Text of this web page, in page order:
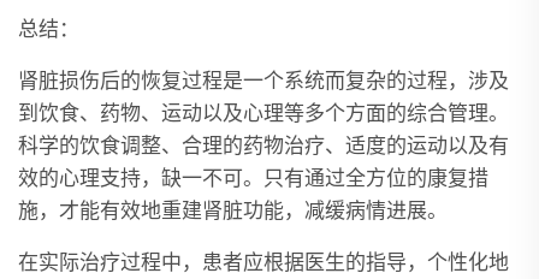
总结：
肾脏损伤后的恢复过程是一个系统而复杂的过程，涉及
到饮食、药物、运动以及心理等多个方面的综合管理。
科学的饮食调整、合理的药物治疗、适度的运动以及有
效的心理支持，缺一不可。只有通过全方位的康复措
施，才能有效地重建肾脏功能，减缓病情进展。
在实际治疗过程中，患者应根据医生的指导，个性化地